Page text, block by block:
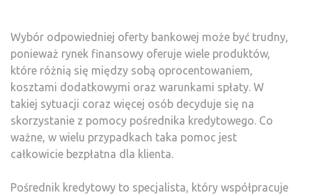
Wybór odpowiedniej oferty bankowej może być trudny,
ponieważ rynek finansowy oferuje wiele produktów,
które różnią się między sobą oprocentowaniem,
kosztami dodatkowymi oraz warunkami spłaty. W
takiej sytuacji coraz więcej osób decyduje się na
skorzystanie z pomocy pośrednika kredytowego. Co
ważne, w wielu przypadkach taka pomoc jest
całkowicie bezpłatna dla klienta.
Pośrednik kredytowy to specjalista, który współpracuje